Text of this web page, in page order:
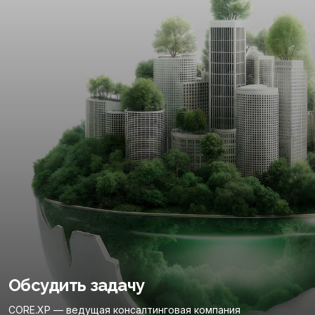
Обсудить задачу
CORE.XP — ведущая консалтинговая компания